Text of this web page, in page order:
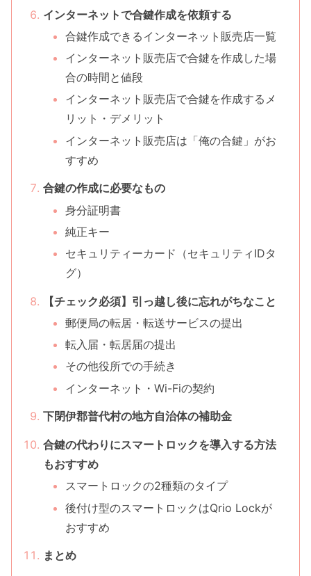
インターネットで合鍵作成を依頼する
合鍵作成できるインターネット販売店一覧
インターネット販売店で合鍵を作成した場
合の時間と値段
インターネット販売店で合鍵を作成するメ
リット・デメリット
インターネット販売店は「俺の合鍵」がお
すすめ
合鍵の作成に必要なもの
身分証明書
純正キー
セキュリティーカード（セキュリティIDタ
グ）
【チェック必須】引っ越し後に忘れがちなこと
郵便局の転居・転送サービスの提出
転入届・転居届の提出
その他役所での手続き
インターネット・Wi-Fiの契約
下閉伊郡普代村の地方自治体の補助金
合鍵の代わりにスマートロックを導入する方法
もおすすめ
スマートロックの2種類のタイプ
後付け型のスマートロックはQrio Lockが
おすすめ
まとめ